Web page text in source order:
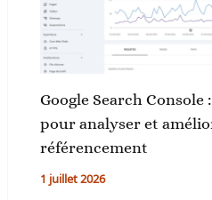
Google Search
pour analyser et
référencement
1 juillet 2026